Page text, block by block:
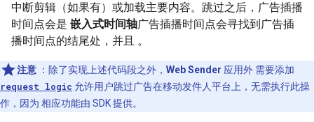
中断剪辑（如果有）或加载主要内容。跳过之后，广告插播
时间点会是 嵌入式时间轴广告插播时间点会寻找到广告插
播时间点的结尾处，并且 。
注意 ：除了实现上述代码段之外， Web Sender 应用外 需要添加
request logic 允许用户跳过广告在移动发件人平台上，无需执行此操
作，因为 相应功能由 SDK 提供。